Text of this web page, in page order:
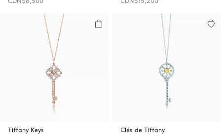
Tiffany Keys
Clés de Tiffany